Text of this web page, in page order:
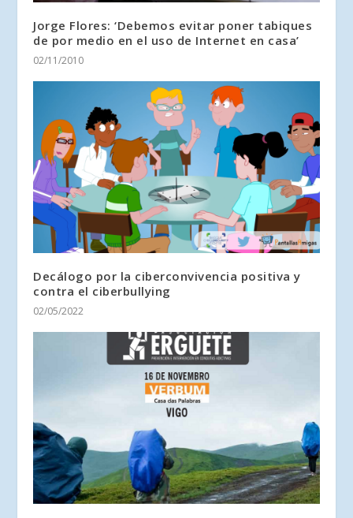
Jorge Flores: ‘Debemos evitar poner tabiques
de por medio en el uso de Internet en casa’
02/11/2010
Decálogo por la ciberconvivencia positiva y
contra el ciberbullying
02/05/2022